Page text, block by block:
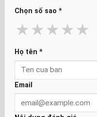
Chọn số sao *
★
★
★
★
★
Họ tên *
Email